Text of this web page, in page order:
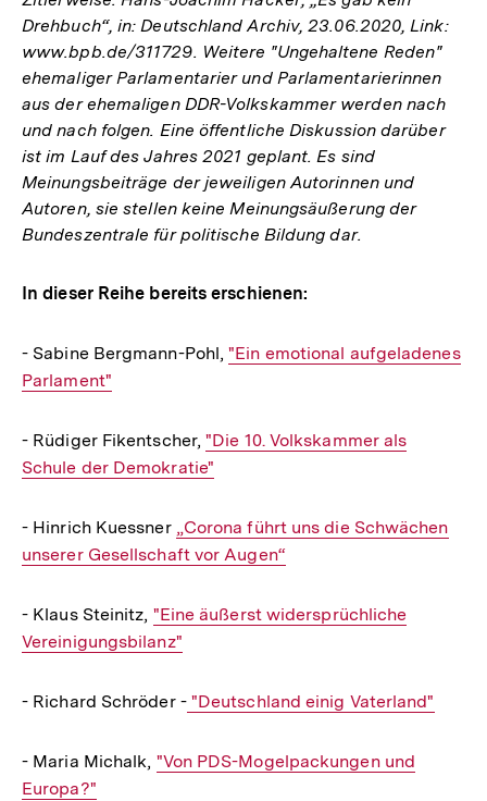
Drehbuch“, in: Deutschland Archiv, 23.06.2020, Link:
www.bpb.de/311729. Weitere "Ungehaltene Reden"
ehemaliger Parlamentarier und Parlamentarierinnen
aus der ehemaligen DDR-Volkskammer werden nach
und nach folgen. Eine öffentliche Diskussion darüber
ist im Lauf des Jahres 2021 geplant. Es sind
Meinungsbeiträge der jeweiligen Autorinnen und
Autoren, sie stellen keine Meinungsäußerung der
Bundeszentrale für politische Bildung dar.
In dieser Reihe bereits erschienen:
- Sabine Bergmann-Pohl,Interner
"Ein emotional aufgeladenes
Parlament"
- Rüdiger Fikentscher,Interner
Link:
"Die 10. Volkskammer als
Schule der Demokratie"
- Hinrich Kuessner Interner
Link:
„Corona führt uns die Schwächen
unserer Gesellschaft vor Augen“
- Klaus Steinitz, Interner
Link:
"Eine äußerst widersprüchliche
Vereinigungsbilanz"
- Richard Schröder -Interner
"Deutschland einig Vaterland"
- Maria Michalk, Interner
"Von PDS-Mogelpackungen und
Europa?"